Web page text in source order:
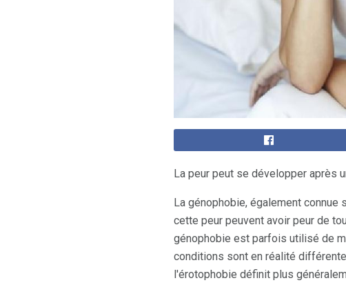
La peur peut se développer après
La génophobie, également
cette peur peuvent avoir peur de
génophobie est parfois utilisé de
conditions sont en réalité
l'érotophobie définit plus